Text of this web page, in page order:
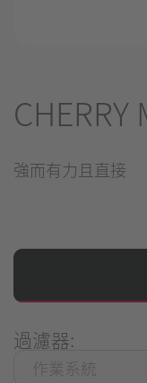
CHERRY
強而有力且直接
過濾器: